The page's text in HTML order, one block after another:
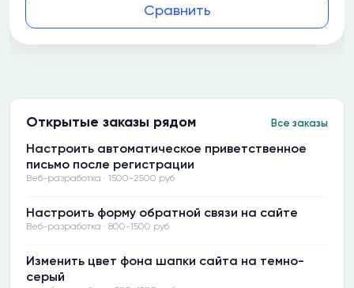
Сравнить
Открытые заказы рядом Все заказы
Настроить автоматическое приветственное
письмо после регистрации
Веб-разработка · 1500-2500 руб
Настроить форму обратной связи на сайте
Веб-разработка · 800-1500 руб
Изменить цвет фона шапки сайта на темно-
серый